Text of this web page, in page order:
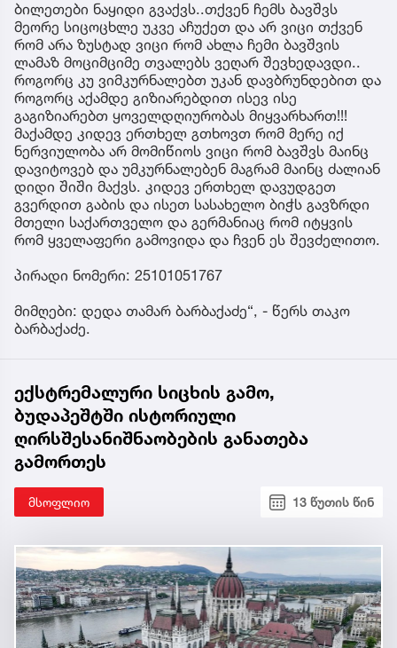
ბილეთები ნაყიდი გვაქვს..თქვენ ჩემს ბავშვს
მეორე სიცოცხლე უკვე აჩუქეთ და არ ვიცი თქვენ
რომ არა ზუსტად ვიცი რომ ახლა ჩემი ბავშვის
ლამაზ მოციმციმე თვალებს ვეღარ შევხედავდი..
როგორც კუ ვიმკურნალებთ უკან დავბრუნდებით და
როგორც აქამდე გიზიარებდით ისევ ისე
გაგიზიარებთ ყოველდღიურობას მიყვარხართ!!!
მაქამდე კიდევ ერთხელ გთხოვთ რომ მერე იქ
ნერვიულობა არ მომიწიოს ვიცი რომ ბავშვს მაინც
დავიტოვებ და უმკურნალებენ მაგრამ მაინც ძალიან
დიდი შიში მაქვს. კიდევ ერთხელ დავუდგეთ
გვერდით გაბის და ისეთ სასახელო ბიჭს გავზრდი
მთელი საქართველო და გერმანიაც რომ იტყვის
რომ ყველაფერი გამოვიდა და ჩვენ ეს შევძელითო.
პირადი ნომერი: 25101051767
მიმღები: დედა თამარ ბარბაქაძე“, - წერს თაკო
ბარბაქაძე.
ექსტრემალური სიცხის გამო,
ბუდაპეშტში ისტორიული
ღირსშესანიშნაობების განათება
გამორთეს
მსოფლიო 13 წუთის წინ